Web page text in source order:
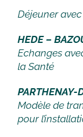
Déjeuner
HEDE –
Echanges
la Santé
PARTHENAY-
Modèle de
pour